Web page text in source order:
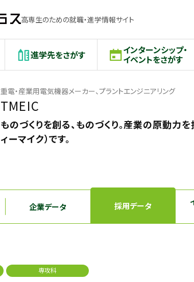
高専生のための就職・進学情報サイト
進学先をさがす インターンシップ・
イベントをさがす
重電・産業用電気機器メーカー、プラントエンジニアリング
TMEIC
ものづくりを創る、ものづくり。産業の原動力
ィーマイク）です。
企業データ 採用データ
専攻科